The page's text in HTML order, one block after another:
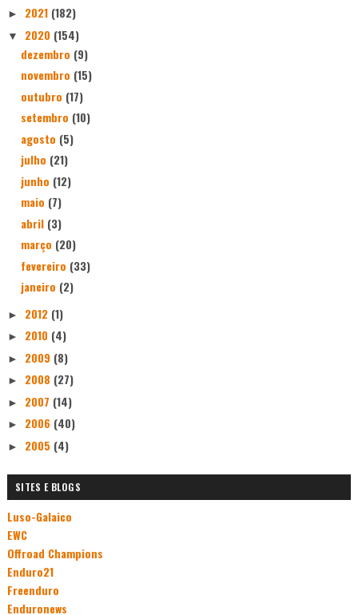
► 2021 (182)
▼ 2020 (154)
dezembro (9)
novembro (15)
outubro (17)
setembro (10)
agosto (5)
julho (21)
junho (12)
maio (7)
abril (3)
março (20)
fevereiro (33)
janeiro (2)
► 2012 (1)
► 2010 (4)
► 2009 (8)
► 2008 (27)
► 2007 (14)
► 2006 (40)
► 2005 (4)
SITES E BLOGS
Luso-Galaico
EWC
Offroad Champions
Enduro21
Freenduro
Enduronews